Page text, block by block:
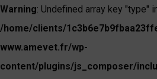
Warning: Undefined array key "type"
/home/clients/
www.amevet.fr/wp-
content/plugins/js_composer/